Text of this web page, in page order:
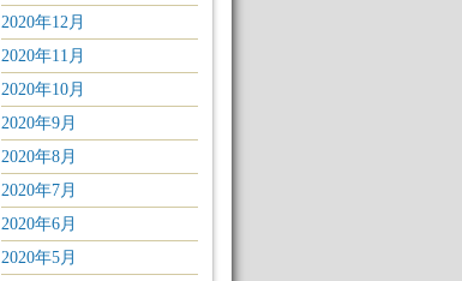
2020年12月
2020年11月
2020年10月
2020年9月
2020年8月
2020年7月
2020年6月
2020年5月